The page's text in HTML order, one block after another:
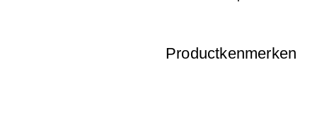
Productkenmerken